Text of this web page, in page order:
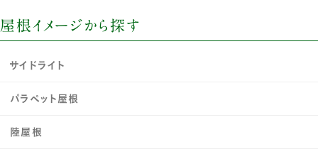
屋根イメージから探す
サイドライト
パラペット屋根
陸屋根